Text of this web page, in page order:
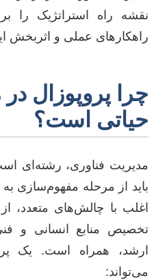
نقشه راه استراتژیک را
راهکارهای عملی و اثربخش
چرا پروپوزال
حیاتی است؟
مدیریت فناوری، رشته‌ای
باید از مرحله مفهوم‌سازی
اغلب با چالش‌های متعدد،
تخصیص منابع انسانی و
ارشد، همراه است. یک
می‌تواند: